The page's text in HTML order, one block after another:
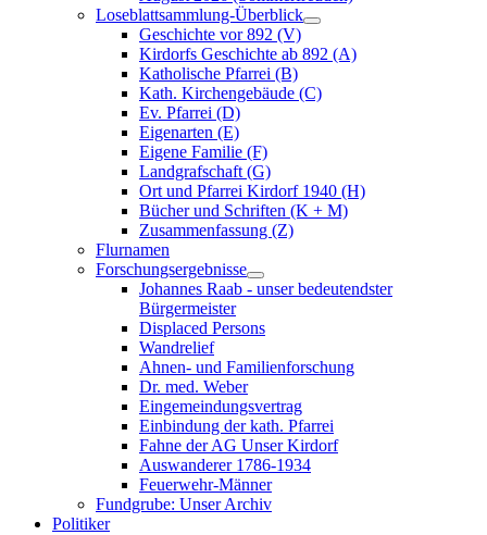
Loseblattsammlung-Überblick
Geschichte vor 892 (V)
Kirdorfs Geschichte ab 892 (A)
Katholische Pfarrei (B)
Kath. Kirchengebäude (C)
Ev. Pfarrei (D)
Eigenarten (E)
Eigene Familie (F)
Landgrafschaft (G)
Ort und Pfarrei Kirdorf 1940 (H)
Bücher und Schriften (K + M)
Zusammenfassung (Z)
Flurnamen
Forschungsergebnisse
Johannes Raab - unser bedeutendster
Bürgermeister
Displaced Persons
Wandrelief
Ahnen- und Familienforschung
Dr. med. Weber
Eingemeindungsvertrag
Einbindung der kath. Pfarrei
Fahne der AG Unser Kirdorf
Auswanderer 1786-1934
Feuerwehr-Männer
Fundgrube: Unser Archiv
Politiker